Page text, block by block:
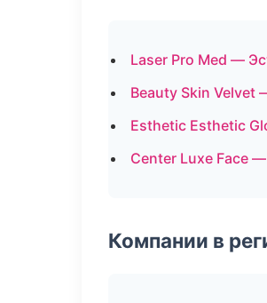
Laser Pro Med —
Beauty Skin Velvet
Esthetic Esthetic
Center Luxe Face
Компании в